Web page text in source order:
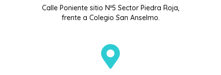
Calle Poniente sitio Nº5 Sector Piedra Roja,
frente a Colegio San Anselmo.